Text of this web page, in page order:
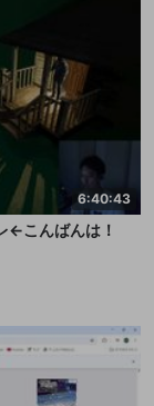
6:40:43
←こんばんは！